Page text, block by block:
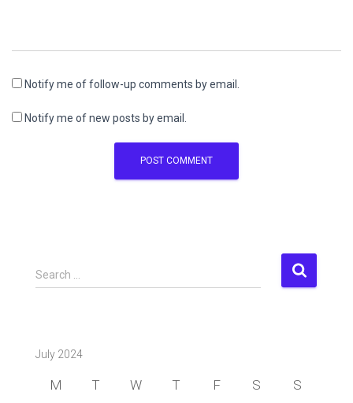
Notify me of follow-up comments by email.
Notify me of new posts by email.
S
e
h
Search …
July 2024
M T W T F S S